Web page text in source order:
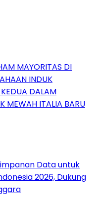
MAYORITAS DI
INDUK
DALAM
MEWAH ITALIA BARU
Data untuk
2026, Dukung